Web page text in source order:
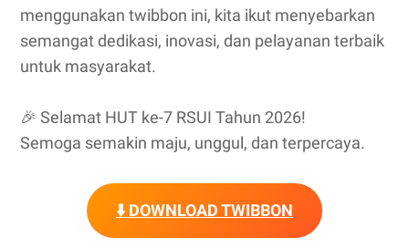
menggunakan twibbon ini, kita ikut menyebarkan
semangat dedikasi, inovasi, dan pelayanan terbaik
untuk masyarakat.
🎉 Selamat HUT ke-7 RSUI Tahun 2026!
Semoga semakin maju, unggul, dan terpercaya.
⬇️ DOWNLOAD TWIBBON